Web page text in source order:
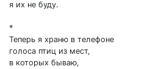
я их не буду.
*
Теперь я храню в телефоне
голоса птиц из мест,
в которых бываю,